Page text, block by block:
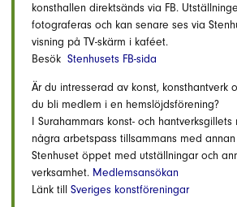
konsthallen direktsänds via FB.
fotograferas och kan senare ses via
visning på TV-skärm i kaféet.
Besök Stenhusets FB-sida
Är du intresserad av konst, konsthantverk
du bli medlem i en hemslöjdsförening?
I Surahammars konst- och
några arbetspass tillsammans med
Stenhuset öppet med utställningar och
verksamhet. Medlemsansökan
Länk till Sveriges konstföreningar